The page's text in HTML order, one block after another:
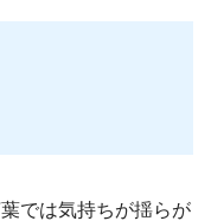
では気持ちが揺らが